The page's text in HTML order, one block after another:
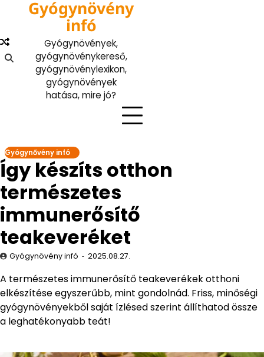
content
Gyógynövény
infó
Gyógynövények,
gyógynövénykereső,
gyógynövénylexikon,
gyógynövények
hatása, mire jó?
Gyógynővény infó
Így készíts otthon
természetes
immunerősítő
teakeveréket
Gyógynövény infó 2025.08.27.
A természetes immunerősítő teakeverékek otthoni
elkészítése egyszerűbb, mint gondolnád. Friss, minőségi
gyógynövényekből saját ízlésed szerint állíthatod össze
a leghatékonyabb teát!